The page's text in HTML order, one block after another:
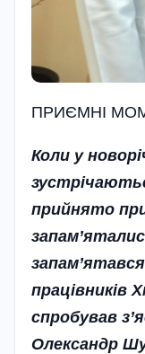
ПРИЄМНІ
Коли у
прийнято
працівників
спробував
Олександр